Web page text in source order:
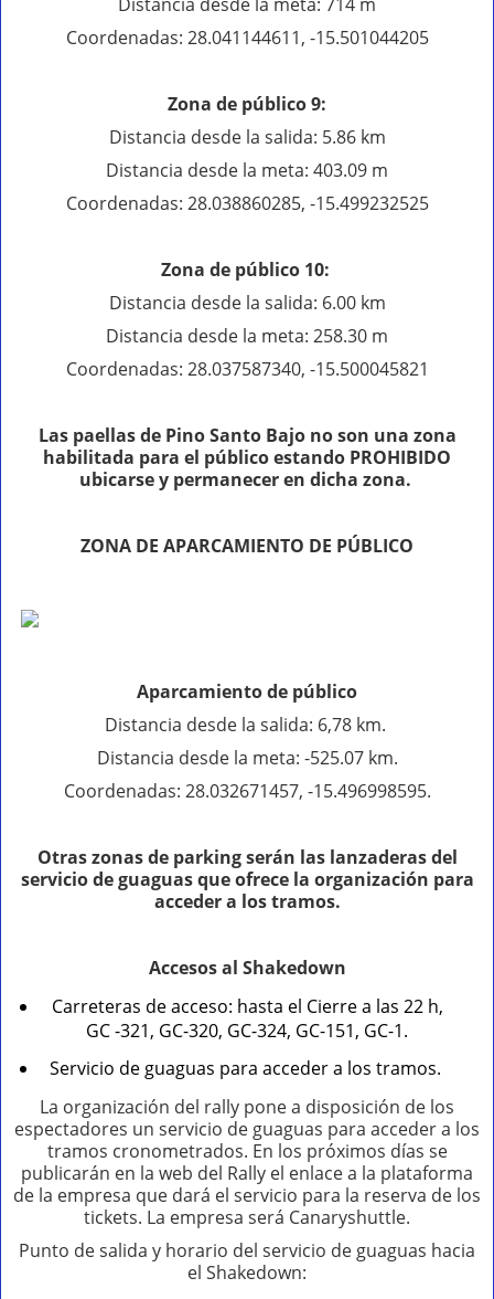
Coordenadas: 28.041144611, -15.501044205
Zona de público 9:
Distancia desde la salida: 5.86 km
Distancia desde la meta: 403.09 m
Coordenadas: 28.038860285, -15.499232525
Zona de público 10:
Distancia desde la salida: 6.00 km
Distancia desde la meta: 258.30 m
Coordenadas: 28.037587340, -15.500045821
Las paellas de Pino Santo Bajo no son una zona
habilitada para el público estando PROHIBIDO
ubicarse y permanecer en dicha zona.
ZONA DE APARCAMIENTO DE PÚBLICO
Aparcamiento de público
Distancia desde la salida: 6,78 km.
Distancia desde la meta: -525.07 km.
Coordenadas: 28.032671457, -15.496998595.
Otras zonas de parking serán las lanzaderas del
servicio de guaguas que ofrece la organización para
acceder a los tramos.
Accesos al Shakedown
Carreteras de acceso: hasta el Cierre a las 22 h,
GC -321, GC-320, GC-324, GC-151, GC-1.
Servicio de guaguas para acceder a los tramos.
La organización del rally pone a disposición de los
espectadores un servicio de guaguas para acceder a los
tramos cronometrados. En los próximos días se
publicarán en la web del Rally el enlace a la plataforma
de la empresa que dará el servicio para la reserva de los
tickets. La empresa será Canaryshuttle.
Punto de salida y horario del servicio de guaguas hacia
el Shakedown: